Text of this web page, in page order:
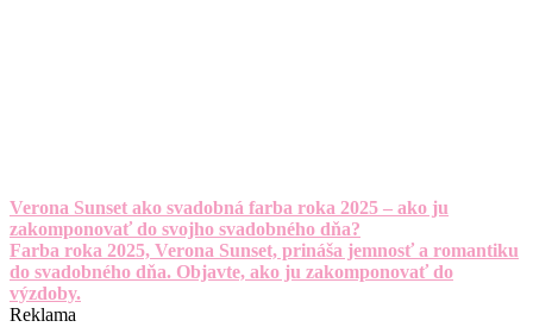
Verona Sunset ako svadobná farba roka 2025 – ako ju
zakomponovať do svojho svadobného dňa?
Farba roka 2025, Verona Sunset, prináša jemnosť a romantiku
do svadobného dňa. Objavte, ako ju zakomponovať do
výzdoby.
Reklama